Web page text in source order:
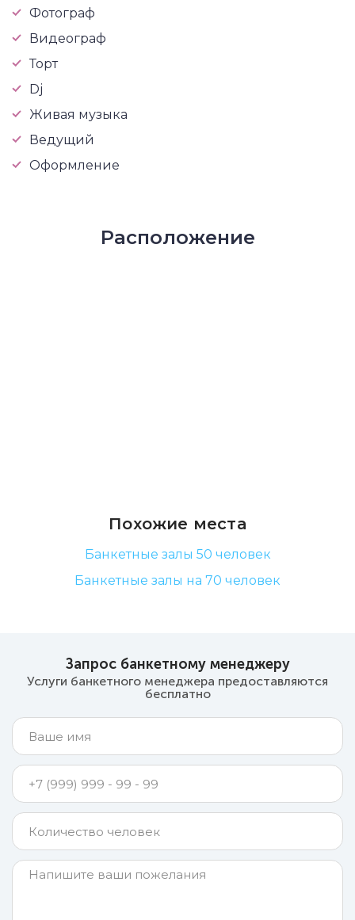
Фотограф
Видеограф
Торт
Dj
Живая музыка
Ведущий
Оформление
Расположение
Похожие места
Банкетные залы 50 человек
Банкетные залы на 70 человек
Запрос банкетному менеджеру
Услуги банкетного менеджера предоставляются
бесплатно